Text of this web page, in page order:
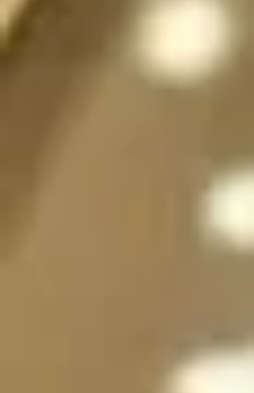
cambiar de forma y
dependiendo de la
separadas para que
y luego unirse en uno